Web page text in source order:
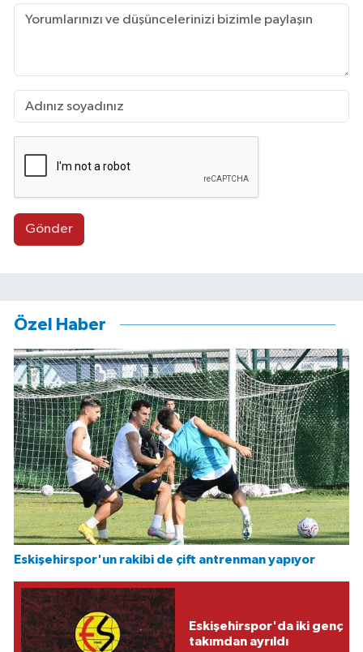
Gönder
Özel Haber
Eskişehirspor'un rakibi de çift antrenman yapıyor
Eskişehirspor'da iki genç
takımdan ayrıldı